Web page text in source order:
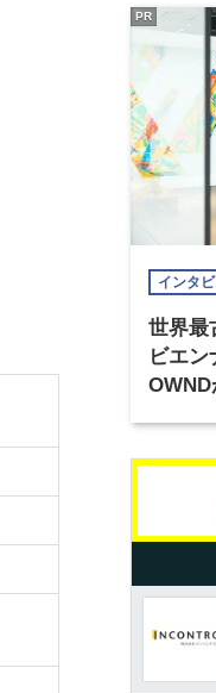
インタ
世界最
ビエ
PR